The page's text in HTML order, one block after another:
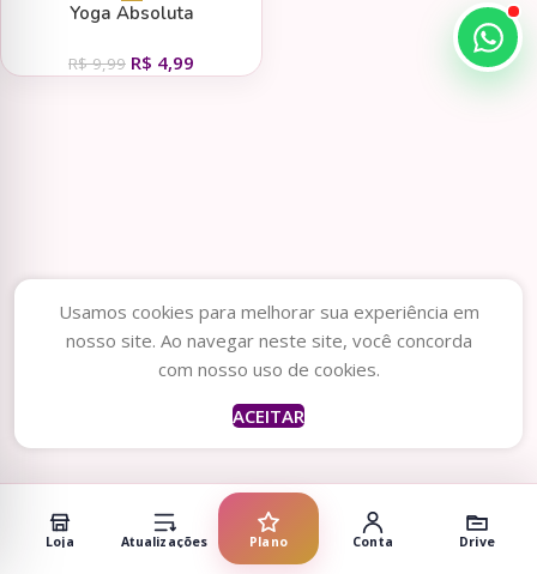
Yoga Absoluta
R$9,99 R$ 4,99
Usamos cookies para melhorar sua experiência em
nosso site. Ao navegar neste site, você concorda
com nosso uso de cookies.
ACEITAR
Loja Atualizações Plano Conta Drive